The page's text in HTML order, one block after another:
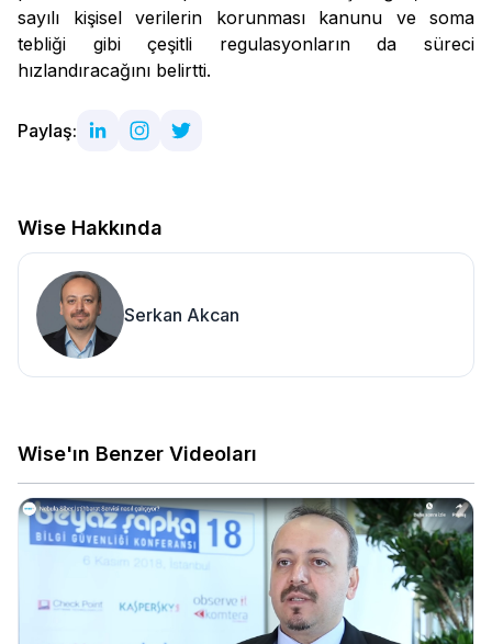
sayılı kişisel verilerin korunması kanunu ve soma
tebliği gibi çeşitli regulasyonların da süreci
hızlandıracağını belirtti.
Paylaş:
Wise Hakkında
Serkan Akcan
Wise'ın Benzer Videoları